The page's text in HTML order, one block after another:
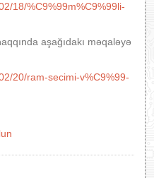
18/%C9%99m%C9%99li-
aşağıdakı məqaləyə
20/ram-secimi-v%C9%99-